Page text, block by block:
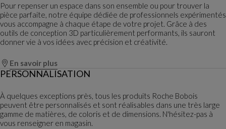
Pour repenser un espace dans son ensemble ou pour trouver la
pièce parfaite, notre équipe dédiée de professionnels expérimentés
vous accompagne à chaque étape de votre projet. Grâce à des
outils de conception 3D particulièrement performants, ils sauront
donner vie à vos idées avec précision et créativité.
En savoir plus
PERSONNALISATION
À quelques exceptions près, tous les produits Roche Bobois
peuvent être personnalisés et sont réalisables dans une très large
gamme de matières, de coloris et de dimensions. N'hésitez-pas à
vous renseigner en magasin.